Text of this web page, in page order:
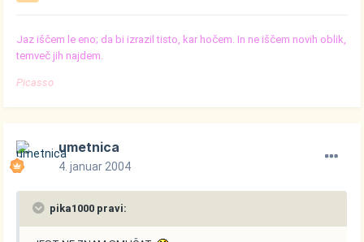
Jaz iščem le eno; da bi izrazil tisto, kar hočem. In ne iščem novih oblik,
temveč jih najdem.
Picasso
umetnica
4. januar 2004
pika1000 pravi: